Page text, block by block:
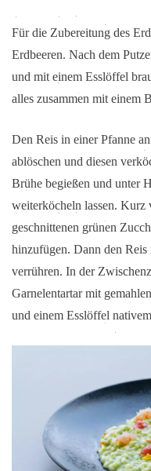
Für die Zubereitung des
Erdbeeren. Nach dem
und mit einem Esslöffel
alles zusammen mit einem
Den Reis in einer Pfanne
ablöschen und diesen
Brühe begießen und unter
weiterköcheln lassen. Kurz
geschnittenen grünen
hinzufügen. Dann den
verrühren. In der
Garnelentartar mit
und einem Esslöffel